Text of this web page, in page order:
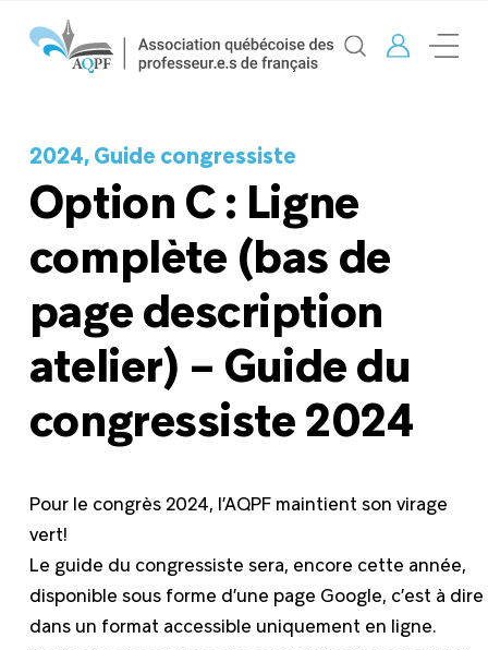
2024, Guide congressiste
Option C : Ligne
complète (bas de
page description
atelier) – Guide du
congressiste 2024
Pour le congrès 2024, l’AQPF maintient son virage
vert!
Le guide du congressiste sera, encore cette année,
disponible sous forme d’une page Google, c’est à dire
dans un format accessible uniquement en ligne.